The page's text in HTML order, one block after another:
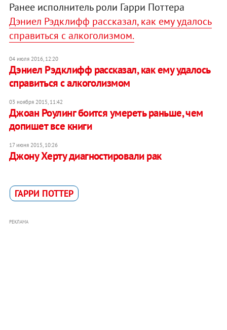
Ранее исполнитель роли Гарри Поттера
Дэниел Рэдклифф рассказал, как ему удалось
справиться с алкоголизмом.
04 июля 2016, 12:20
Дэниел Рэдклифф рассказал, как ему удалось
справиться с алкоголизмом
03 ноября 2015, 11:42
Джоан Роулинг боится умереть раньше, чем
допишет все книги
17 июня 2015, 10:26
Джону Херту диагностировали рак
ГАРРИ ПОТТЕР
РЕКЛАМА